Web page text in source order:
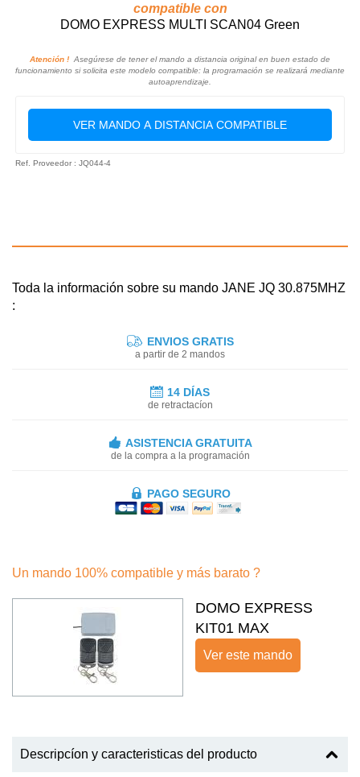
compatible con
DOMO EXPRESS MULTI SCAN04 Green
Atención ! Asegúrese de tener el mando a distancia original en buen estado de
funcionamiento si solicita este modelo compatible: la programación se realizará mediante
autoaprendizaje.
VER MANDO A DISTANCIA COMPATIBLE
Ref. Proveedor : JQ044-4
Toda la información sobre su mando JANE JQ 30.875MHZ
:
ENVIOS GRATIS
a partir de 2 mandos
14 DÍAS
de retractacíon
ASISTENCIA GRATUITA
de la compra a la programación
PAGO SEGURO
Un mando 100% compatible y más barato ?
DOMO EXPRESS
KIT01 MAX
Ver este mando
Descripcíon y caracteristicas del producto